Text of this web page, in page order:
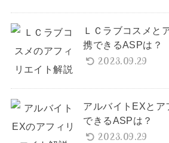
ＬＣラブコスメと
携できるASPは？
2023.09.29
アルバイトEXとア
できるASPは？
2023.09.29